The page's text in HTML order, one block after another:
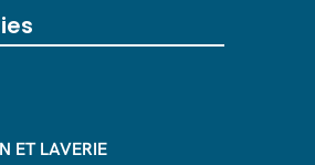
ET LAVERIE